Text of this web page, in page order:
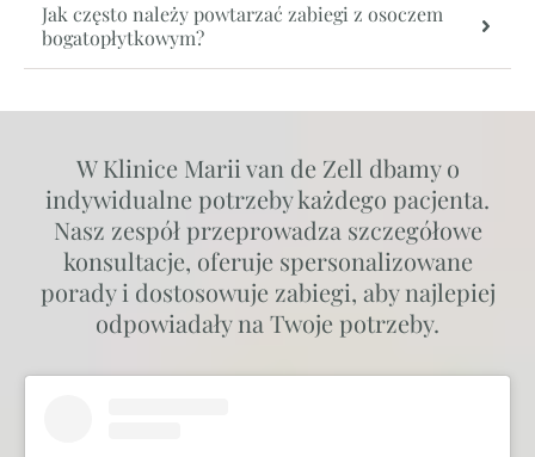
Jak często należy powtarzać zabiegi z osoczem
bogatopłytkowym?
W Klinice Marii van de Zell dbamy o
indywidualne potrzeby każdego pacjenta.
Nasz zespół przeprowadza szczegółowe
konsultacje, oferuje spersonalizowane
porady i dostosowuje zabiegi, aby najlepiej
odpowiadały na Twoje potrzeby.